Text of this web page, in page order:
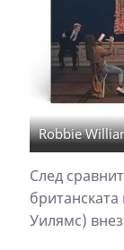
Robbie
След
Уилямс)